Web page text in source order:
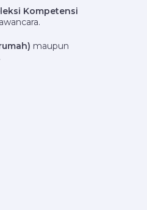
Kompetensi
maupun